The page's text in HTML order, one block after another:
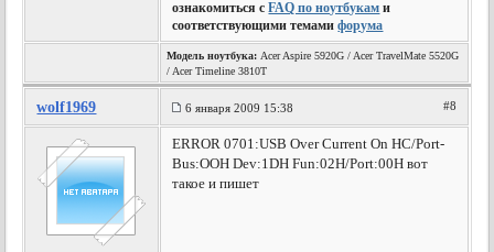
ознакомиться сFAQ по ноутбукам и
соответствующими темамифорума
Модель ноутбука: Acer Aspire 5920G / Acer TravelMate 5520G
/ Acer Timeline 3810T
wolf1969 6 января 2009 15:38 #8
ERROR 0701:USB Over Current On HC/Port-
Bus:OOH Dev:1DH Fun:02H/Port:00H вот
такое и пишет